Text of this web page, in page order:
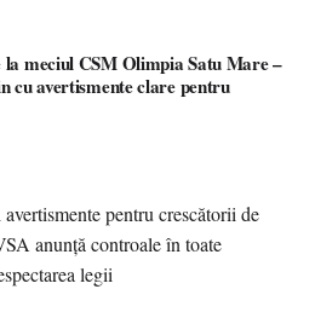
meciul CSM Olimpia Satu Mare –
cu avertismente clare pentru